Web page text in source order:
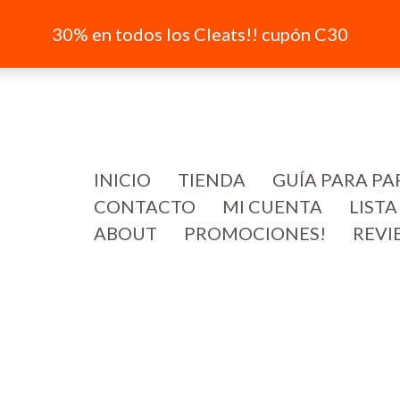
30% en todos los Cleats!! cupón C30
INICIO
TIENDA
GUÍA PARA
CONTACTO
MI CUENTA
ABOUT
PROMOCIONES!